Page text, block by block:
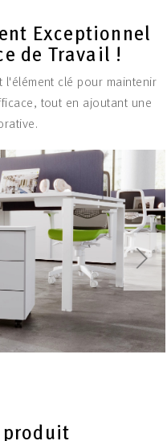
Exceptionnel
de Travail !
clé pour maintenir
tout en ajoutant une